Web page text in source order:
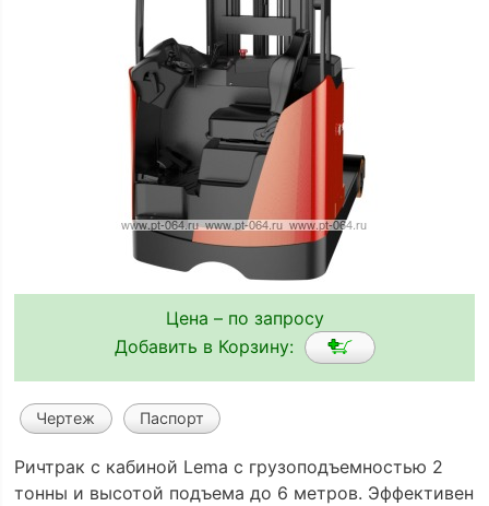
Цена – по запросу
Добавить в Корзину:
Чертеж Паспорт
Ричтрак с кабиной Lema с грузоподъемностью 2
тонны и высотой подъема до 6 метров. Эффективен